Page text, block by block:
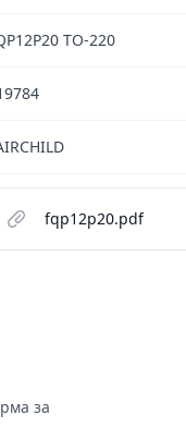
TO-220
fqp12p20.pdf
за